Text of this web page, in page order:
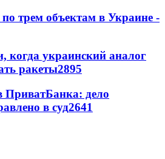
трем объектам в Украине -
когда украинский аналог
ракеты2895
ПриватБанка: дело
в суд2641